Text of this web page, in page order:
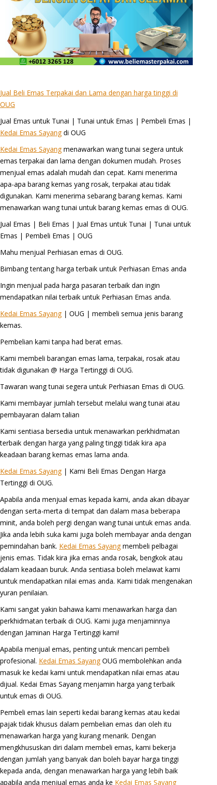
Jual Beli Emas Terpakai dan Lama dengan harga tinggi di
OUG
Jual Emas untuk Tunai | Tunai untuk Emas | Pembeli Emas |
Kedai Emas Sayangdi OUG
Kedai Emas Sayangmenawarkan wang tunai segera untuk
emas terpakai dan lama dengan dokumen mudah. Proses
menjual emas adalah mudah dan cepat. Kami menerima
apa-apa barang kemas yang rosak, terpakai atau tidak
digunakan. Kami menerima sebarang barang kemas. Kami
menawarkan wang tunai untuk barang kemas emas di OUG.
Jual Emas | Beli Emas | Jual Emas untuk Tunai | Tunai untuk
Emas | Pembeli Emas | OUG
Mahu menjual Perhiasan emas di OUG.
Bimbang tentang harga terbaik untuk Perhiasan Emas anda
Ingin menjual pada harga pasaran terbaik dan ingin
mendapatkan nilai terbaik untuk Perhiasan Emas anda.
Kedai Emas Sayang| OUG | membeli semua jenis barang
kemas.
Pembelian kami tanpa had berat emas.
Kami membeli barangan emas lama, terpakai, rosak atau
tidak digunakan @ Harga Tertinggi di OUG.
Tawaran wang tunai segera untuk Perhiasan Emas di OUG.
Kami membayar jumlah tersebut melalui wang tunai atau
pembayaran dalam talian
Kami sentiasa bersedia untuk menawarkan perkhidmatan
terbaik dengan harga yang paling tinggi tidak kira apa
keadaan barang kemas emas lama anda.
Kedai Emas Sayang| Kami Beli Emas Dengan Harga
Tertinggi di OUG.
Apabila anda menjual emas kepada kami, anda akan dibayar
dengan serta-merta di tempat dan dalam masa beberapa
minit, anda boleh pergi dengan wang tunai untuk emas anda.
Jika anda lebih suka kami juga boleh membayar anda dengan
pemindahan bank. Kedai Emas Sayangmembeli pelbagai
jenis emas. Tidak kira jika emas anda rosak, bengkok atau
dalam keadaan buruk. Anda sentiasa boleh melawat kami
untuk mendapatkan nilai emas anda. Kami tidak mengenakan
yuran penilaian.
Kami sangat yakin bahawa kami menawarkan harga dan
perkhidmatan terbaik di OUG. Kami juga menjaminnya
dengan Jaminan Harga Tertinggi kami!
Apabila menjual emas, penting untuk mencari pembeli
profesional. Kedai Emas SayangOUG membolehkan anda
masuk ke kedai kami untuk mendapatkan nilai emas atau
dijual. Kedai Emas Sayang menjamin harga yang terbaik
untuk emas di OUG.
Pembeli emas lain seperti kedai barang kemas atau kedai
pajak tidak khusus dalam pembelian emas dan oleh itu
menawarkan harga yang kurang menarik. Dengan
mengkhususkan diri dalam membeli emas, kami bekerja
dengan jumlah yang banyak dan boleh bayar harga tinggi
kepada anda, dengan menawarkan harga yang lebih baik
apabila anda menjual emas anda ke Kedai Emas Sayang